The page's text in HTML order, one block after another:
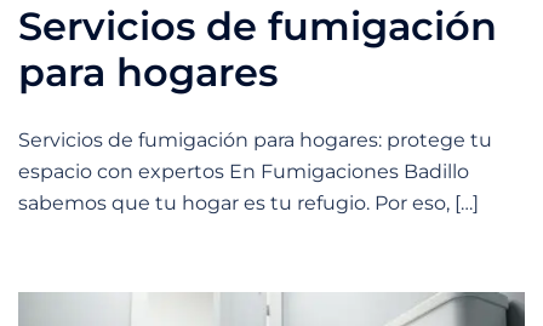
Servicios de fumigación
para hogares
Servicios de fumigación para hogares: protege tu
espacio con expertos En Fumigaciones Badillo
sabemos que tu hogar es tu refugio. Por eso, […]